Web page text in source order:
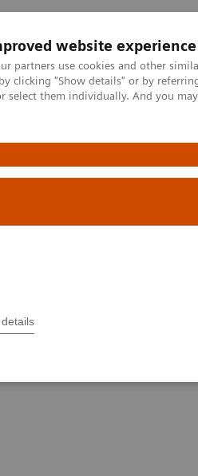
website experience
partners use cookies and other
clicking "Show details" or by
select them individually. And you
Laboratorní diagnostika